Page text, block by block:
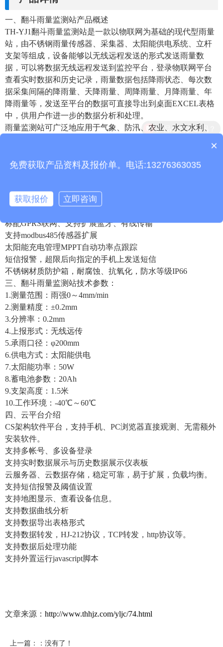
一、翻斗雨量监测站产品概述
TH-YJ1翻斗雨量监测站是一款以物联网为基础的现代型雨量
站，由不锈钢雨量传感器、采集器、太阳能供电系统、立杆
支架等组成，设备能够以无线远程发送的形式发送雨量数
据，可以将数据无线远程发送到监控平台，登录物联网平台
查看实时数据和历史记录，雨量数据包括降雨状态、每次数
据采集间隔的降雨量、天降雨量、周降雨量、月降雨量、年
降雨量等，发送至平台的数据可直接导出到桌面EXCEL表格
中，供用户作进一步的数据分析和处理。
雨量监测站可广泛地应用于气象、防汛、农业、水文水利、
（站）、水文站、农林、国防、野外测报站等有关部门测量
降水量、降水强度、降水时间等参数提供原始数据；也可为
二、翻斗雨量监测站产品特点
标配GPRS联网、支持扩展蓝牙、有线传输
支持modbus485传感器扩展
太阳能充电管理MPPT自动功率点跟踪
短信报警，超限后向指定的手机上发送短信
不锈钢材质防护箱，耐腐蚀、抗氧化，防水等级IP66
三、翻斗雨量监测站技术参数：
1.测量范围：雨强0～4mm/min
2.测量精度：±0.2mm
3.分辨率：0.2mm
4.上报形式：无线远传
5.承雨口径：φ200mm
6.供电方式：太阳能供电
7.太阳能功率：50W
8.蓄电池参数：20Ah
9.支架高度：1.5米
10.工作环境：-40℃～60℃
四、云平台介绍
CS架构软件平台，支持手机、PC浏览器直接观测、无需额外
安装软件。
支持多帐号、多设备登录
支持实时数据展示与历史数据展示仪表板
云服务器、云数据存储，稳定可靠，易于扩展，负载均衡。
支持短信报警及阈值设置
支持地图显示、查看设备信息。
支持数据曲线分析
支持数据导出表格形式
支持数据转发，HJ-212协议，TCP转发，http协议等。
支持数据后处理功能
支持外置运行javascript脚本
文章来源： http://www.thhjz.com/yljc/74.html
上一篇：：没有了！
质保时间是多久？
×
免费获取产品资料及报价单。电话:13276363035
获取报价 立即咨询